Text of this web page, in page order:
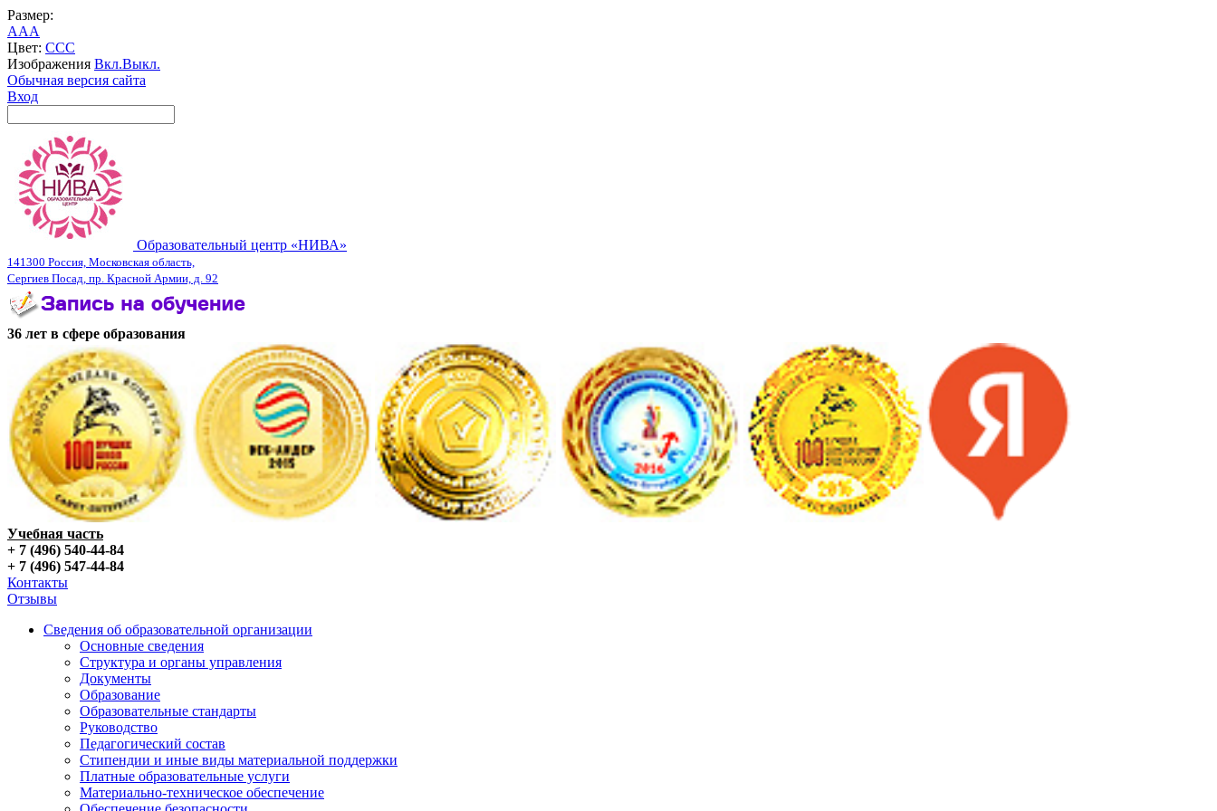
Размер:
AAA
Цвет: CCC
Изображения Вкл.Выкл.
Обычная версия сайта
Вход
Образовательный центр «НИВА»
141300 Россия, Московская область,
Сергиев Посад, пр. Красной Армии, д. 92
36 лет в сфере образования
Учебная часть
+ 7 (496) 540-44-84
+ 7 (496) 547-44-84
Контакты
Отзывы
Сведения об образовательной организации
Основные сведения
Структура и органы управления
Документы
Образование
Образовательные стандарты
Руководство
Педагогический состав
Стипендии и иные виды материальной поддержки
Платные образовательные услуги
Материально-техническое обеспечение